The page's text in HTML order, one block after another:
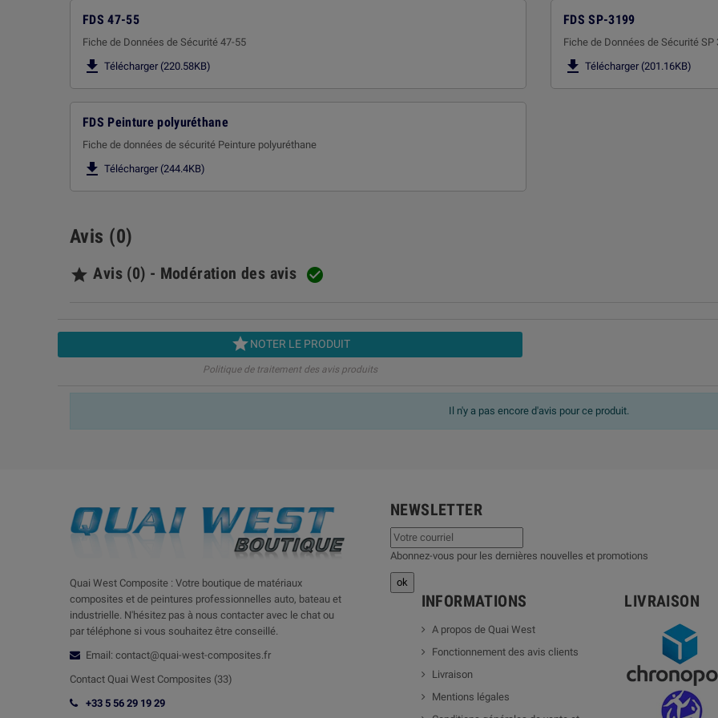
FDS 47-55
Fiche de Données de Sécurité 47-55
 Télécharger (220.58KB)
FDS SP-3199
Fiche de Données de Sécurité SP
 Télécharger (201.16KB)
FDS Peinture polyuréthane
Fiche de données de sécurité Peinture polyuréthane
 Télécharger (244.4KB)
Avis (0)
 Avis (0) - Modération des avis 
NOTER LE PRODUIT
Politique de traitement des avis produits
Il n'y a pas encore d'avis pour ce produit.
Quai West Composite : Votre boutique de matériaux
composites et de peintures professionnelles auto, bateau et
industrielle. N'hésitez pas à nous contacter avec le chat ou
par téléphone si vous souhaitez être conseillé.
Email: contact@quai-west-composites.fr
Contact Quai West Composites (33)
+33 5 56 29 19 29
NEWSLETTER
Abonnez-vous pour les dernières nouvelles et promotions
INFORMATIONS
A propos de Quai West
Fonctionnement des avis clients
Livraison
Mentions légales
LIVRAISON